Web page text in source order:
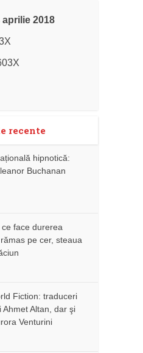
2018
recente
hipnotică:
Buchanan
face durerea
pe cer, steaua
Fiction: traduceri
Ahmet Altan, dar şi
Venturini